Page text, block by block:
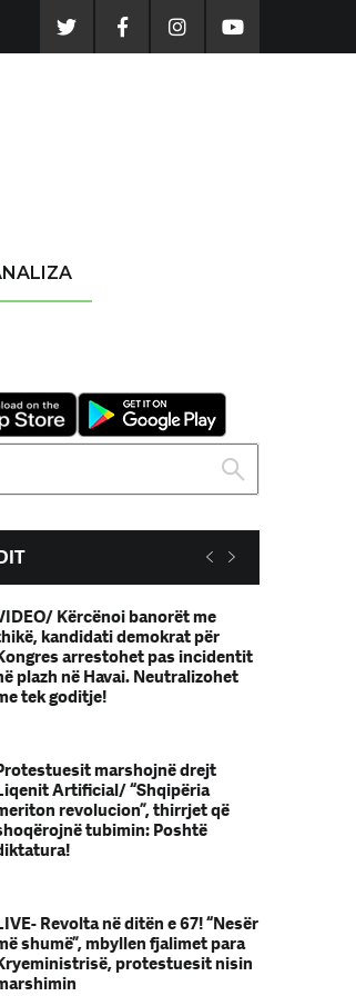
Kërcënoi banorët me
kandidati demokrat për
arrestohet pas incidentit
plazh në Havai. Neutralizohet
tek goditje!
marshojnë drejt
Artificial/ “Shqipëria
revolucion”, thirrjet që
tubimin: Poshtë
Revolta në ditën e 67! “Nesër
shumë”, mbyllen fjalimet para
protestuesit nisin